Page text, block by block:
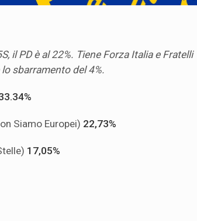
il PD è al 22%. Tiene Forza Italia e Fratelli
sbarramento del 4%.
Siamo Europei) 22,73%
17,05%